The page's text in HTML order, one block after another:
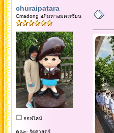
churaipatara
Cmadong อภิมหาอมตะเซียน
ออฟไลน์
คณะ: รัฐศาสตร์